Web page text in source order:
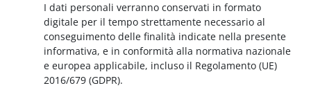
I dati personali verranno conservati in formato
digitale per il tempo strettamente necessario al
conseguimento delle finalità indicate nella presente
informativa, e in conformità alla normativa nazionale
e europea applicabile, incluso il Regolamento (UE)
2016/679 (GDPR).